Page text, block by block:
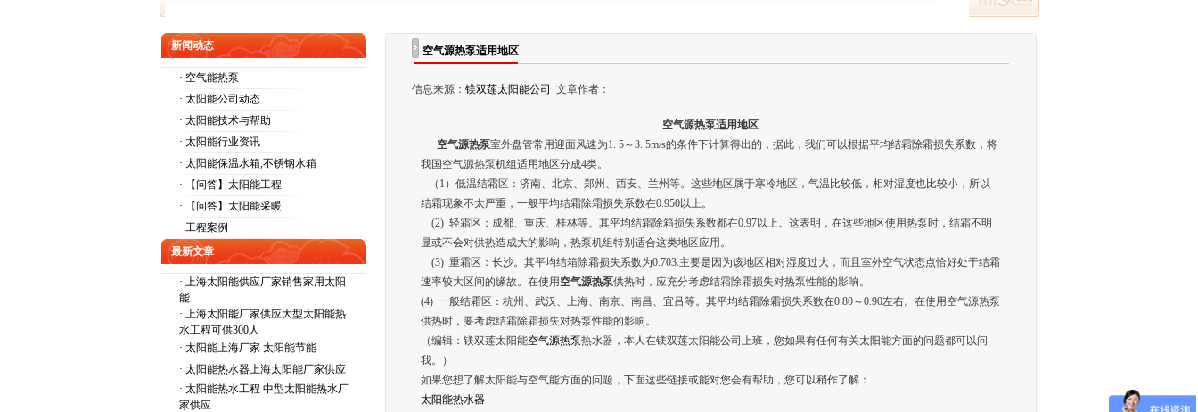
新闻动态
· 空气能热泵
· 太阳能公司动态
· 太阳能技术与帮助
· 太阳能行业资讯
· 太阳能保温水箱,不锈钢水箱
· 【问答】太阳能工程
· 【问答】太阳能采暖
· 工程案例
最新文章
· 上海太阳能供应厂家销售家用太阳
能
· 上海太阳能厂家供应大型太阳能热
水工程可供300人
· 太阳能上海厂家 太阳能节能
· 太阳能热水器上海太阳能厂家供应
· 太阳能热水工程 中型太阳能热水厂
家供应
空气源热泵适用地区
信息来源： 镁双莲太阳能公司 文章作者：
空气源热泵适用地区
空气源热泵室外盘管常用迎面风速为1. 5～3. 5m/s的条件下计算得出的，据此，我们可以根据平均结霜除霜损失系数，将
我国空气源热泵机组适用地区分成4类。
（1）低温结霜区：济南、北京、郑州、西安、兰州等。这些地区属于寒冷地区，气温比较低，相对湿度也比较小，所以
结霜现象不太严重，一般平均结霜除霜损失系数在0.950以上。
(2) 轻霜区：成都、重庆、桂林等。其平均结霜除箱损失系数都在0.97以上。这表明，在这些地区使用热泵时，结霜不明
显或不会对供热造成大的影响，热泵机组特别适合这类地区应用。
(3) 重霜区：长沙。其平均结箱除霜损失系数为0.703.主要是因为该地区相对湿度过大，而且室外空气状态点恰好处于结霜
速率较大区间的缘故。在使用 空气源热泵供热时，应充分考虑结霜除霜损失对热泵性能的影响。
(4) 一般结霜区：杭州、武汉、上海、南京、南昌、宜吕等。其平均结霜除霜损失系数在0.80～0.90左右。在使用空气源热泵
供热时，要考虑结霜除霜损失对热泵性能的影响。
（编辑：镁双莲太阳能空气源热泵热水器，本人在镁双莲太阳能公司上班，您如果有任何有关太阳能方面的问题都可以问
我。）
如果您想了解太阳能与空气能方面的问题，下面这些链接或能对您会有帮助，您可以稍作了解：
太阳能热水器